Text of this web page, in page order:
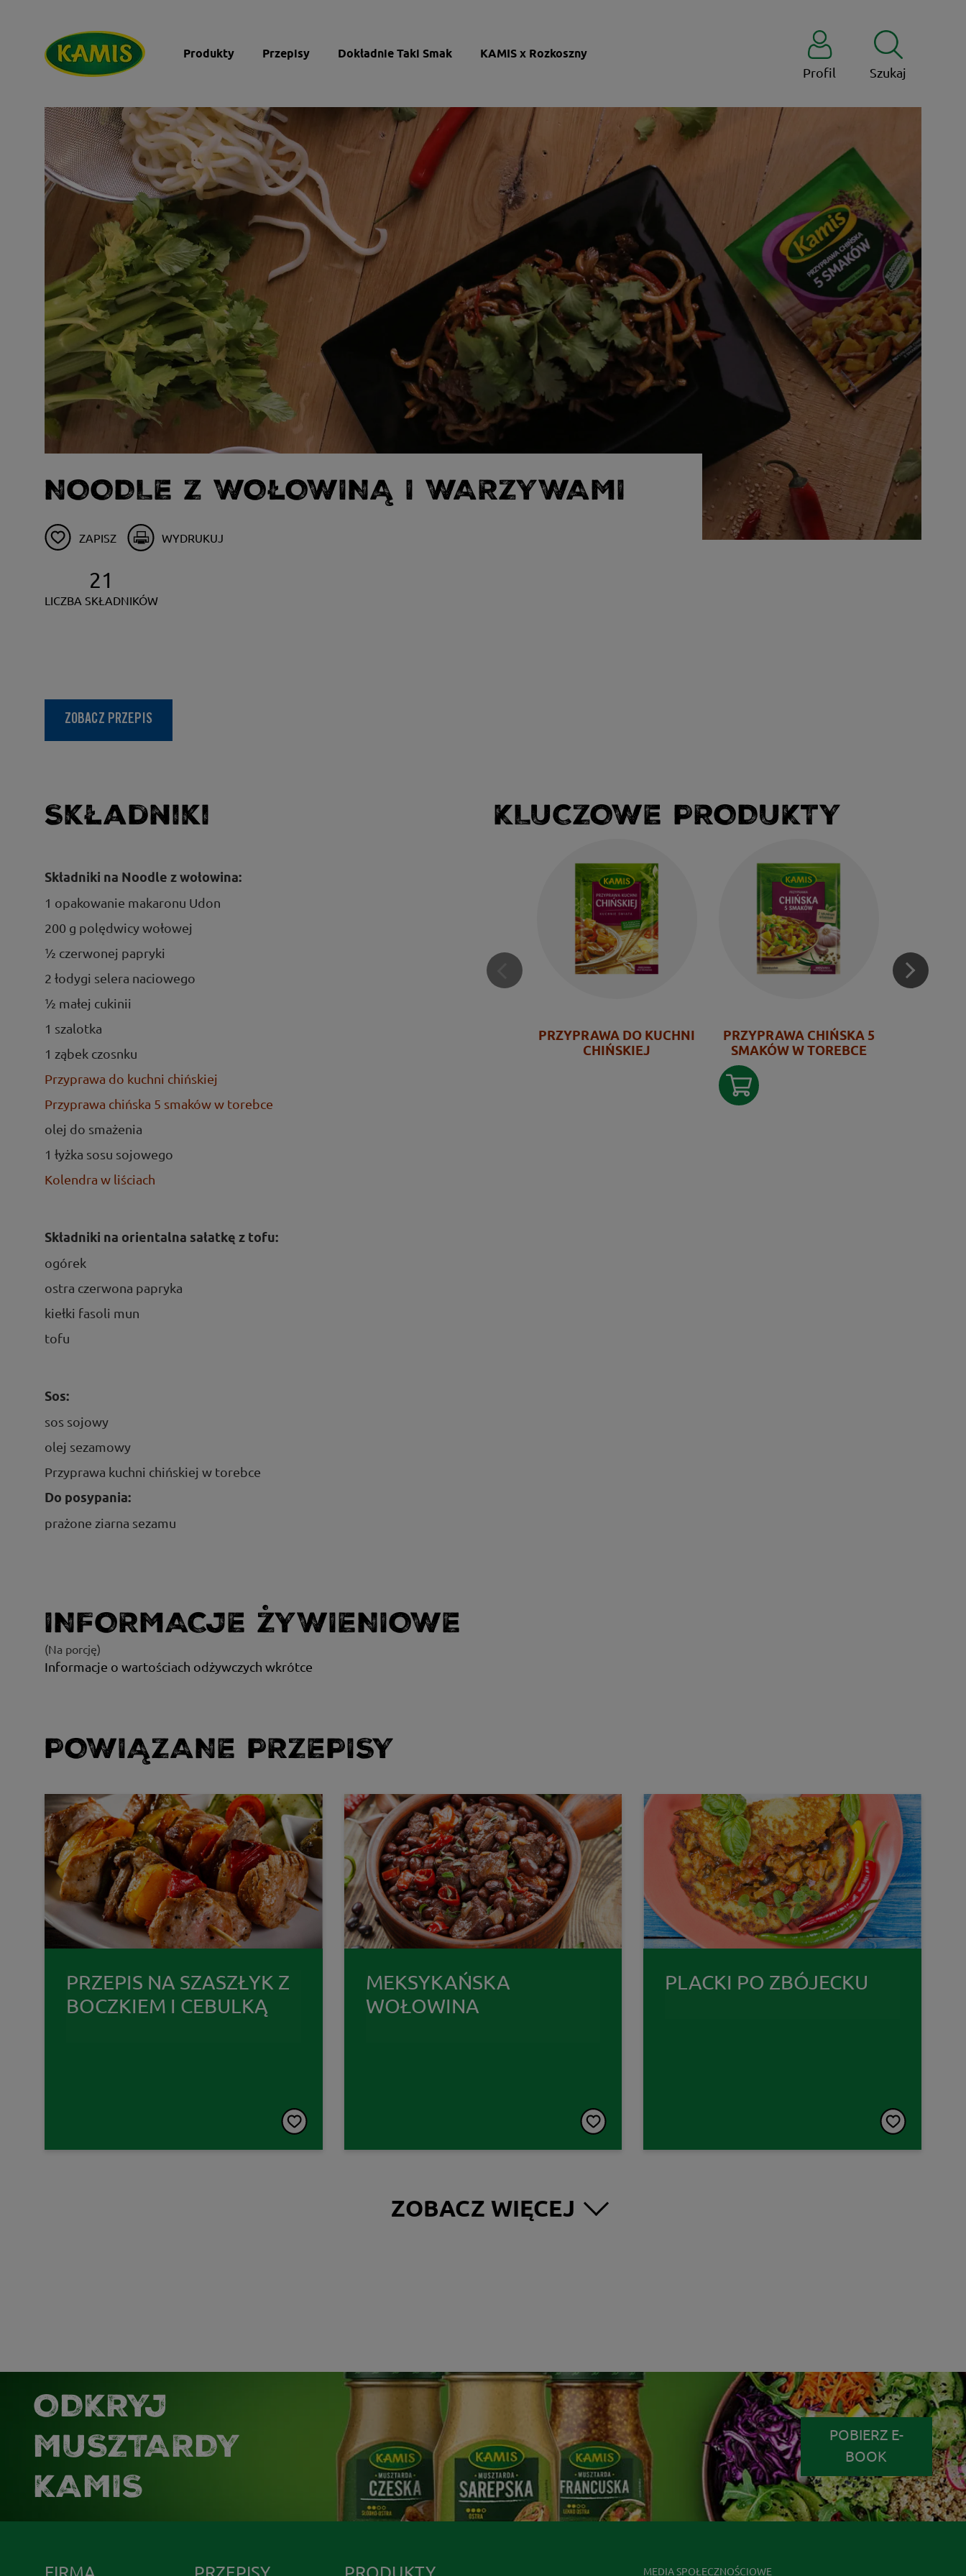
Produkty Przepisy Dokładnie Taki Smak KAMIS x Rozkoszny
Profil Szukaj
NOODLE Z WOŁOWINĄ I WARZYWAMI
ZAPISZ WYDRUKUJ
21
LICZBA SKŁADNIKÓW
ZOBACZ PRZEPIS
Składniki
Składniki na Noodle z wołowiną:
1 opakowanie makaronu Udon
200 g polędwicy wołowej
½ czerwonej papryki
2 łodygi selera naciowego
½ małej cukinii
1 szalotka
1 ząbek czosnku
Przyprawa do kuchni chińskiej
Przyprawa chińska 5 smaków w torebce
olej do smażenia
1 łyżka sosu sojowego
Kolendra w liściach
Składniki na orientalną sałatkę z tofu:
ogórek
ostra czerwona papryka
kiełki fasoli mun
tofu
Sos:
sos sojowy
olej sezamowy
Przyprawa kuchni chińskiej w torebce
Do posypania:
prażone ziarna sezamu
KLUCZOWE PRODUKTY
PRZYPRAWA DO KUCHNI
CHIŃSKIEJ
PRZYPRAWA CHIŃSKA 5
SMAKÓW W TOREBCE
INFORMACJE ŻYWIENIOWE
(Na porcję)
Informacje o wartościach odżywczych wkrótce
POWIĄZANE PRZEPISY
PRZEPIS NA SZASZŁYK Z
BOCZKIEM I CEBULKĄ
MEKSYKAŃSKA
WOŁOWINA
PLACKI PO ZBÓJECKU
ZOBACZ WIĘCEJ
ODKRYJ
MUSZTARDY
KAMIS
POBIERZ E-
BOOK
MEDIA SPOŁECZNOŚCIOWE